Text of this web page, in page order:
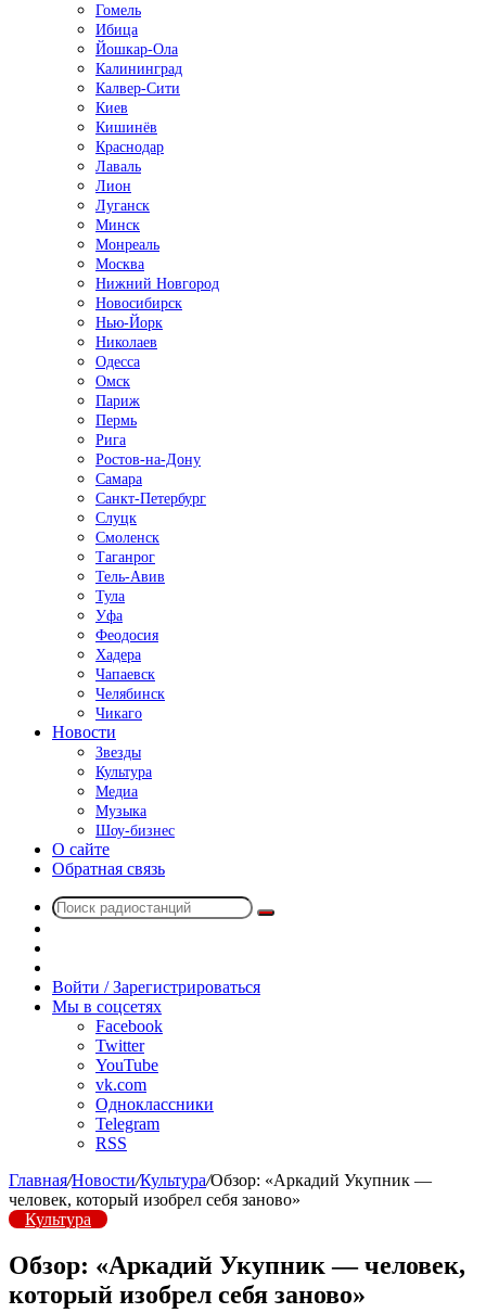
Гомель
Ибица
Йошкар-Ола
Калининград
Калвер-Сити
Киев
Кишинёв
Краснодар
Лаваль
Лион
Луганск
Минск
Монреаль
Москва
Нижний Новгород
Новосибирск
Нью-Йорк
Николаев
Одесса
Омск
Париж
Пермь
Рига
Ростов-на-Дону
Самара
Санкт-Петербург
Слуцк
Смоленск
Таганрог
Тель-Авив
Тула
Уфа
Феодосия
Хадера
Чапаевск
Челябинск
Чикаго
Новости
Звезды
Культура
Медиа
Музыка
Шоу-бизнес
О сайте
Обратная связь
Поиск
радио
Войти / Зарегистрироваться
Мы в соцсетях
Facebook
Twitter
YouTube
vk.com
Одноклассники
Telegram
RSS
Главная/Новости/Культура/Обзор: «Аркадий Укупник —
человек, который изобрел себя заново»
Культура
Обзор: «Аркадий Укупник — человек,
который изобрел себя заново»